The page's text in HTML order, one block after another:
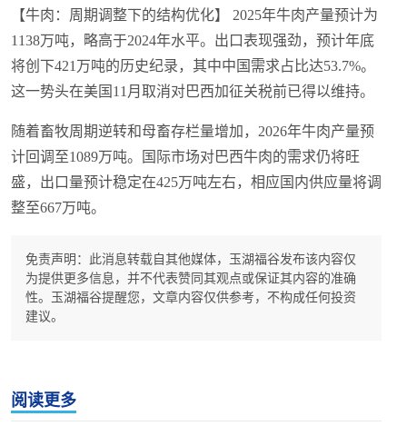
【牛肉：周期调整下的结构优化】 2025年牛肉产量预计为
1138万吨，略高于2024年水平。出口表现强劲，预计年底
将创下421万吨的历史纪录，其中中国需求占比达53.7%。
这一势头在美国11月取消对巴西加征关税前已得以维持。
随着畜牧周期逆转和母畜存栏量增加，2026年牛肉产量预
计回调至1089万吨。国际市场对巴西牛肉的需求仍将旺
盛，出口量预计稳定在425万吨左右，相应国内供应量将调
整至667万吨。
免责声明：此消息转载自其他媒体，玉湖福谷发布该内容仅
为提供更多信息，并不代表赞同其观点或保证其内容的准确
性。玉湖福谷提醒您，文章内容仅供参考，不构成任何投资
建议。
阅读更多